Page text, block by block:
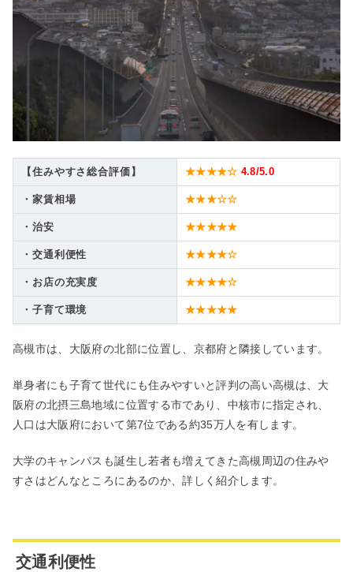
【住みやすさ総合評価】 ★★★★☆ 4.8/5.0
・家賃相場 ★★★☆☆
・治安 ★★★★★
・交通利便性 ★★★★☆
・お店の充実度 ★★★★☆
・子育て環境 ★★★★★
高槻市は、大阪府の北部に位置し、京都府と隣接しています。
単身者にも子育て世代にも住みやすいと評判の高い高槻は、大
阪府の北摂三島地域に位置する市であり、中核市に指定され、
人口は大阪府において第7位である約35万人を有します。
大学のキャンパスも誕生し若者も増えてきた高槻周辺の住みや
すさはどんなところにあるのか、詳しく紹介します。
交通利便性